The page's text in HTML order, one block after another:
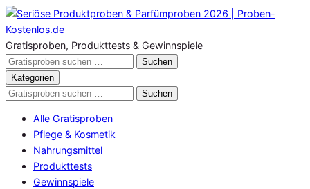
Zum
Inhalt
springen
Gratisproben, Produkttests & Gewinnspiele
Gratisproben
durchsuchen
Suchen
Kategorien
Gratisproben
Suchen
Alle Gratisproben
Pflege & Kosmetik
Nahrungsmittel
Produkttests
Gewinnspiele